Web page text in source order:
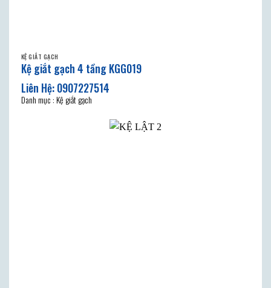
KỆ GIẮT GẠCH
Kệ giắt gạch 4 tầng KGG019
Danh mục : Kệ giắt gạch